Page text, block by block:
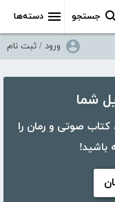
دسته‌ها جستجو
ورود / ثبت نام
بیش از ۵۰،۰۰۰ کتاب، کتاب صوتی و رمان را
باشید!